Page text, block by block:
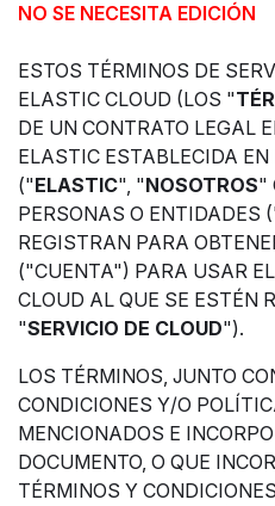
NO SE NECESITA EDICIÓN
ESTOS TÉRMINOS DE
ELASTIC CLOUD (LOS "
DE UN CONTRATO LEGAL
ELASTIC ESTABLECIDA EN
("ELASTIC", "NOSOTROS"
PERSONAS O ENTIDADES
REGISTRAN PARA
("CUENTA") PARA USAR
CLOUD AL QUE SE ESTÉN
"SERVICIO DE CLOUD").
LOS TÉRMINOS, JUNTO
CONDICIONES Y/O
MENCIONADOS E
DOCUMENTO, O QUE
TÉRMINOS Y